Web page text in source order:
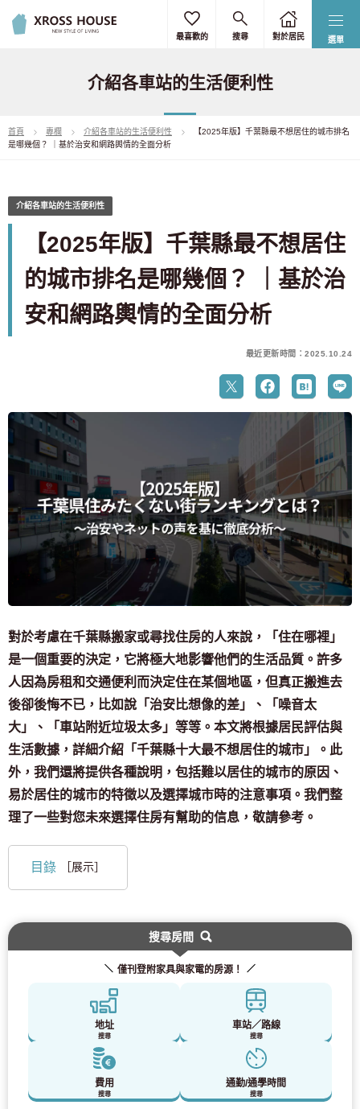
選單
最喜歡的 搜尋 對於居民
介紹各車站的生活便利性
首頁 專欄 介紹各車站的生活便利性
【2025年版】千葉縣最不想居住的城市排名
是哪幾個？ ｜基於治安和網路輿情的全面分析
介紹各車站的生活便利性
【2025年版】千葉縣最不想居住
的城市排名是哪幾個？ ｜基於治
安和網路輿情的全面分析
最近更新時間：2025.10.24
對於考慮在千葉縣搬家或尋找住房的人來說，「住在哪裡」
是一個重要的決定，它將極大地影響他們的生活品質。許多
人因為房租和交通便利而決定住在某個地區，但真正搬進去
後卻後悔不已，比如說「治安比想像的差」、「噪音太
大」、「車站附近垃圾太多」等等。本文將根據居民評估與
生活數據，詳細介紹「千葉縣十大最不想居住的城市」。此
外，我們還將提供各種說明，包括難以居住的城市的原因、
易於居住的城市的特徵以及選擇城市時的注意事項。我們整
理了一些對您未來選擇住房有幫助的信息，敬請參考。
目錄 ［展示］
搜尋房間
僅刊登附家具與家電的房源！
地址
搜尋
車站／路線
搜尋
費用
搜尋
通勤/通學時間
搜尋